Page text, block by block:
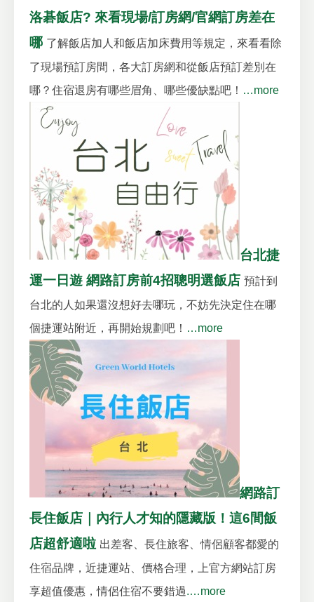
洛碁飯店? 來看現場/訂房網/官網訂房差在
哪 了解飯店加人和飯店加床費用等規定，來看看除
了現場預訂房間，各大訂房網和從飯店預訂差別在
哪？住宿退房有哪些眉角、哪些優缺點吧！ …more
台北捷
運一日遊 網路訂房前4招聰明選飯店 預計到
台北的人如果還沒想好去哪玩，不妨先決定住在哪
個捷運站附近，再開始規劃吧！ …more
網路訂
長住飯店｜內行人才知的隱藏版！這6間飯
店超舒適啦 出差客、長住旅客、情侶顧客都愛的
住宿品牌，近捷運站、價格合理，上官方網站訂房
享超值優惠，情侶住宿不要錯過.…more